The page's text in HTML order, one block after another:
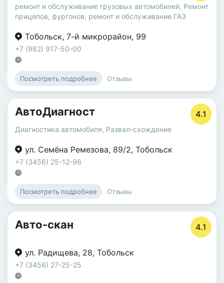
ремонт и обслуживание грузовых автомобилей, Ремонт
прицепов, фургонов, ремонт и обслуживание ГАЗ
Тобольск, 7-й микрорайон, 99
+7 (982) 917-50-00
Посмотреть подробнее Отзывы
АвтоДиагност 4.1
Диагностика автомобиля, Развал-схождение
ул. Семёна Ремезова, 89/2, Тобольск
+7 (3456) 25-12-96
Посмотреть подробнее Отзывы
Авто-скан 4.1
ул. Радищева, 28, Тобольск
+7 (3456) 27-25-25